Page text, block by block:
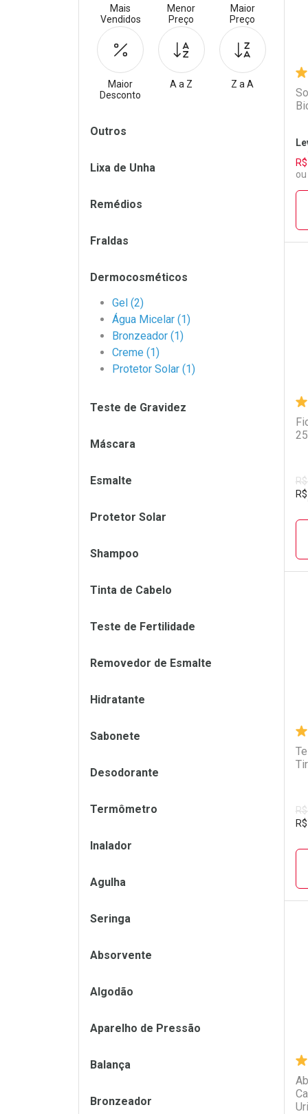
R$
R$
R$
Mais
Vendidos
Menor
Preço
Maior
Preço
Maior
Desconto
A a Z Z a A
Filtros
Outros
Lixa de Unha
Remédios
Fraldas
Dermocosméticos
Gel (2)
Água Micelar (1)
Bronzeador (1)
Creme (1)
Protetor Solar (1)
Teste de Gravidez
Máscara
Esmalte
Protetor Solar
Shampoo
Tinta de Cabelo
Teste de Fertilidade
Removedor de Esmalte
Hidratante
Sabonete
Desodorante
Termômetro
Inalador
Agulha
Seringa
Absorvente
Algodão
Aparelho de Pressão
Balança
Bronzeador